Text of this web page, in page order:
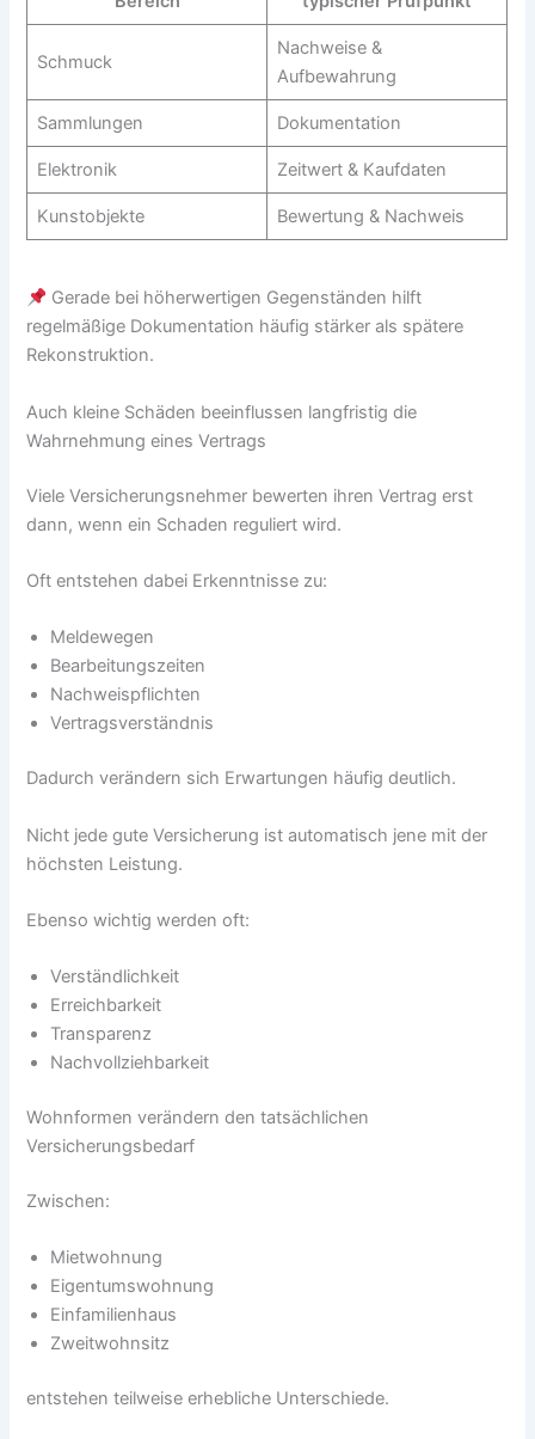
Schmuck
Nachweise &
Aufbewahrung
Sammlungen Dokumentation
Elektronik Zeitwert & Kaufdaten
Kunstobjekte Bewertung & Nachweis
Gerade bei höherwertigen Gegenständen hilft
regelmäßige Dokumentation häufig stärker als spätere
Rekonstruktion.
Auch kleine Schäden beeinflussen langfristig die
Wahrnehmung eines Vertrags
Viele Versicherungsnehmer bewerten ihren Vertrag erst
dann, wenn ein Schaden reguliert wird.
Oft entstehen dabei Erkenntnisse zu:
Meldewegen
Bearbeitungszeiten
Nachweispflichten
Vertragsverständnis
Dadurch verändern sich Erwartungen häufig deutlich.
Nicht jede gute Versicherung ist automatisch jene mit der
höchsten Leistung.
Ebenso wichtig werden oft:
Verständlichkeit
Erreichbarkeit
Transparenz
Nachvollziehbarkeit
Wohnformen verändern den tatsächlichen
Versicherungsbedarf
Zwischen:
Mietwohnung
Eigentumswohnung
Einfamilienhaus
Zweitwohnsitz
entstehen teilweise erhebliche Unterschiede.